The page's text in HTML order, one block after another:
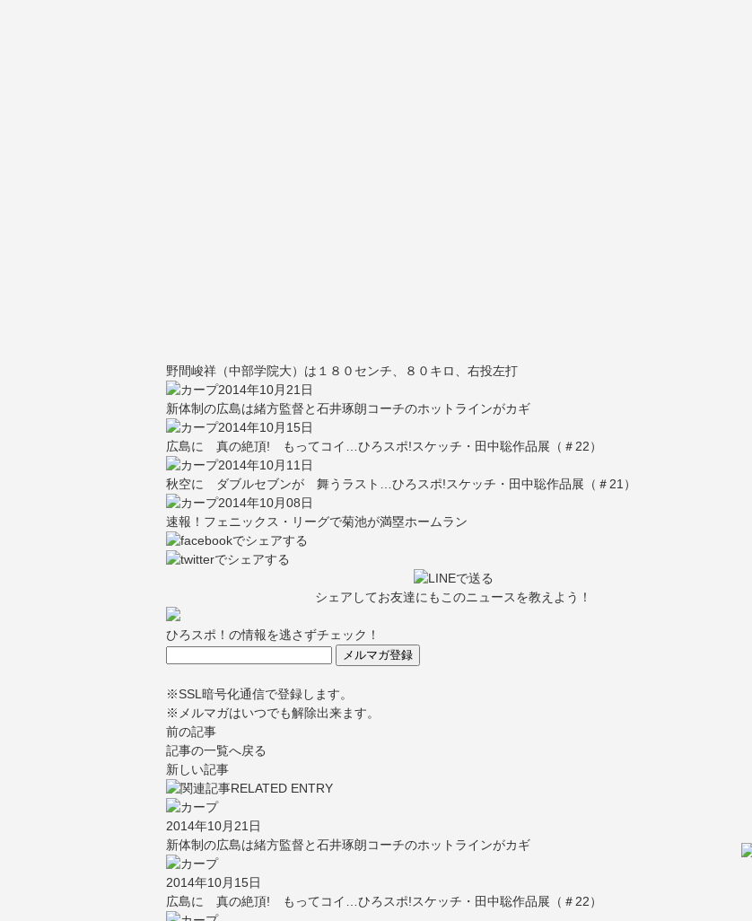
野間峻祥（中部学院大）は１８０センチ、８０キロ、右投左打
2014年10月21日
新体制の広島は緒方監督と石井琢朗コーチのホットラインがカギ
2014年10月15日
広島に 真の絶頂! もってコイ…ひろスポ!スケッチ・田中聡作品展（＃22）
2014年10月11日
秋空に ダブルセブンが 舞うラスト…ひろスポ!スケッチ・田中聡作品展（＃21）
2014年10月08日
速報！フェニックス・リーグで菊池が満塁ホームラン
シェアしてお友達にもこのニュースを教えよう！
ひろスポ！の情報を逃さずチェック！
※SSL暗号化通信で登録します。
※メルマガはいつでも解除出来ます。
前の記事
記事の一覧へ戻る
新しい記事
2014年10月21日
新体制の広島は緒方監督と石井琢朗コーチのホットラインがカギ
2014年10月15日
広島に 真の絶頂! もってコイ…ひろスポ!スケッチ・田中聡作品展（＃22）